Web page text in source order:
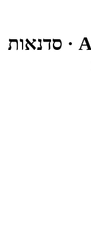
מאפרת במושב Archives · סדנאות